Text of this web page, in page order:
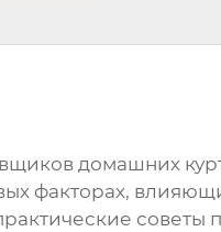
домашних
факторах,
советы